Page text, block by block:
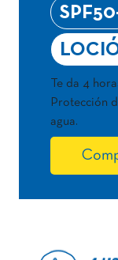
Te da 4
Protección
agua.